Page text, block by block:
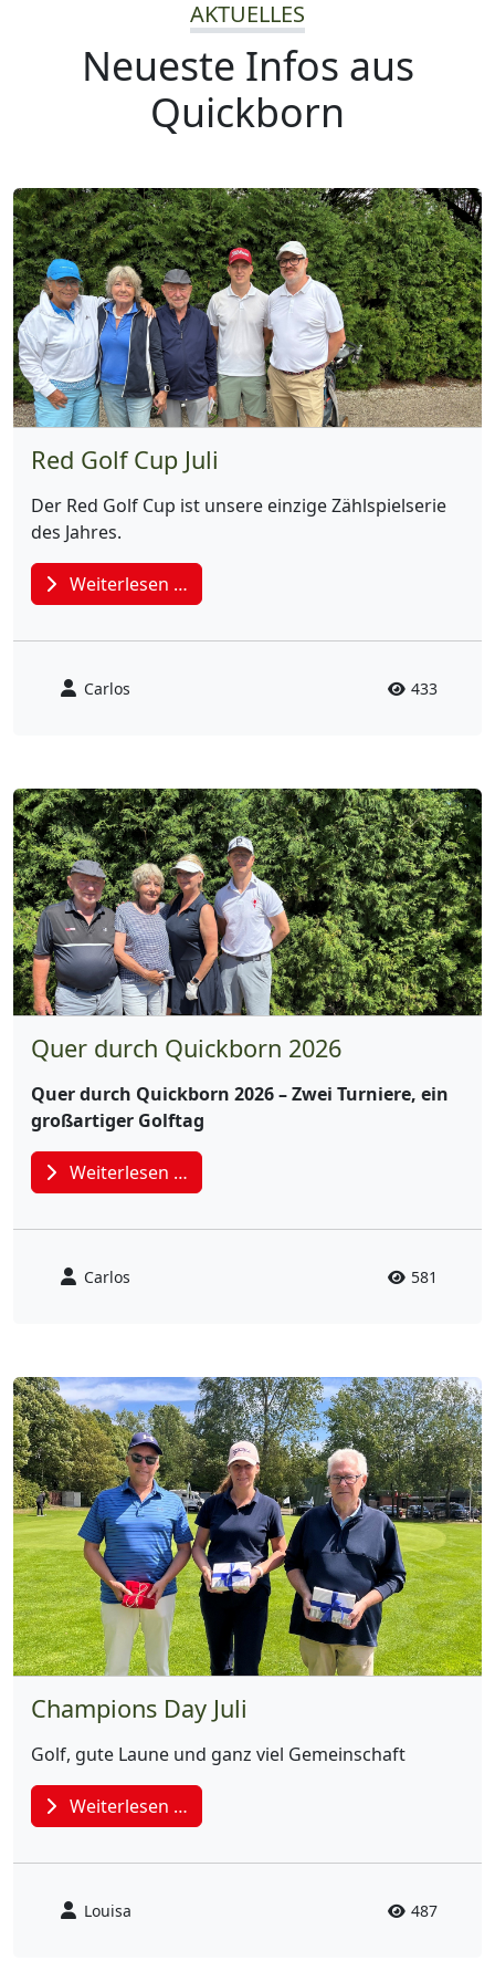
AKTUELLES
Neueste Infos aus
Quickborn
Red Golf Cup Juli
Der Red Golf Cup ist unsere einzige Zählspielserie
des Jahres.
Weiterlesen …
Carlos 433
Quer durch Quickborn 2026
Quer durch Quickborn 2026 – Zwei Turniere, ein
großartiger Golftag
Weiterlesen …
Carlos 581
Champions Day Juli
Golf, gute Laune und ganz viel Gemeinschaft
Weiterlesen …
Louisa 487